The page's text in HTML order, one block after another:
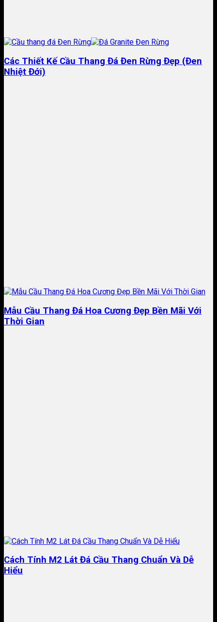
Các Thiết Kế Cầu Thang Đá Đen Rừng Đẹp (Đen
Nhiệt Đới)
​Mẫu Cầu Thang Đá Hoa Cương Đẹp Bền Mãi Với
Thời Gian
Cách Tính M2 Lát Đá Cầu Thang Chuẩn Và Dễ
Hiểu